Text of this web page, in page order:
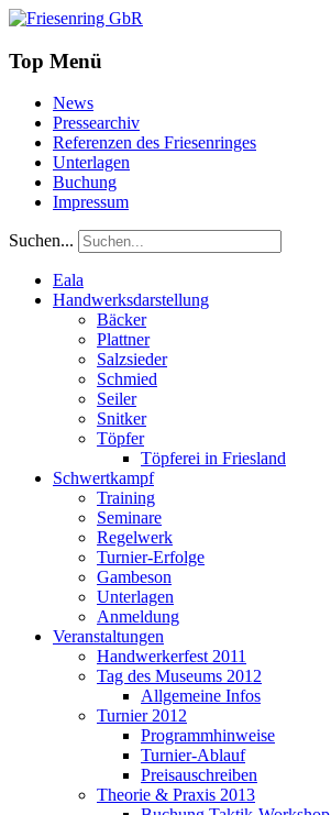
Top Menü
News
Pressearchiv
Referenzen des Friesenringes
Unterlagen
Buchung
Impressum
Suchen...
Eala
Handwerksdarstellung
Bäcker
Plattner
Salzsieder
Schmied
Seiler
Snitker
Töpfer
Töpferei in Friesland
Schwertkampf
Training
Seminare
Regelwerk
Turnier-Erfolge
Gambeson
Unterlagen
Anmeldung
Veranstaltungen
Handwerkerfest 2011
Tag des Museums 2012
Allgemeine Infos
Turnier 2012
Programmhinweise
Turnier-Ablauf
Preisauschreiben
Theorie & Praxis 2013